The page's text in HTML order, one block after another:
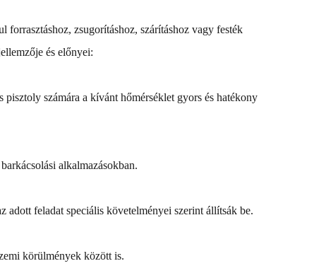
forrasztáshoz, zsugorításhoz, szárításhoz vagy festék
és előnyei:
számára a kívánt hőmérséklet gyors és hatékony
alkalmazásokban.
adott feladat speciális követelményei szerint állítsák be.
körülmények között is.